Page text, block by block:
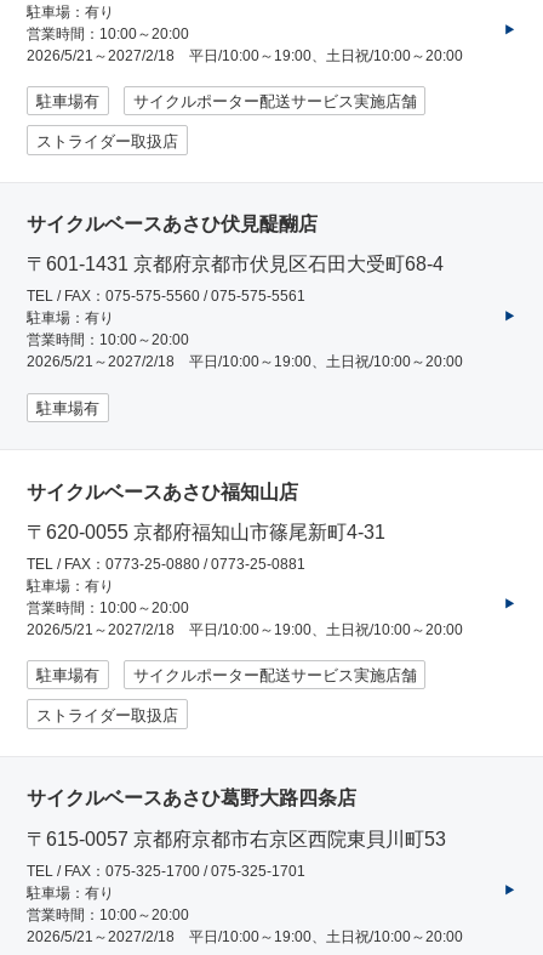
駐車場：有り
営業時間：10:00～20:00
2026/5/21～2027/2/18 平日/10:00～19:00、土日祝/10:00～20:00
駐車場有 サイクルポーター配送サービス実施店舗
ストライダー取扱店
サイクルベースあさひ伏見醍醐店
〒601-1431 京都府京都市伏見区石田大受町68-4
TEL / FAX：075-575-5560 / 075-575-5561
駐車場：有り
営業時間：10:00～20:00
2026/5/21～2027/2/18 平日/10:00～19:00、土日祝/10:00～20:00
駐車場有
サイクルベースあさひ福知山店
〒620-0055 京都府福知山市篠尾新町4-31
TEL / FAX：0773-25-0880 / 0773-25-0881
駐車場：有り
営業時間：10:00～20:00
2026/5/21～2027/2/18 平日/10:00～19:00、土日祝/10:00～20:00
駐車場有 サイクルポーター配送サービス実施店舗
ストライダー取扱店
サイクルベースあさひ葛野大路四条店
〒615-0057 京都府京都市右京区西院東貝川町53
TEL / FAX：075-325-1700 / 075-325-1701
駐車場：有り
営業時間：10:00～20:00
2026/5/21～2027/2/18 平日/10:00～19:00、土日祝/10:00～20:00